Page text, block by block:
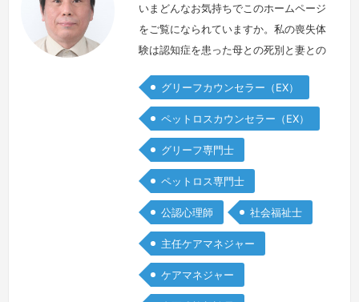
いまどんなお気持ちでこのホームページ
をご覧になられていますか。私の喪失体
験は認知症を患った母との死別と妻との
どもを育てていくなかで、暗闇のなかひ
とり膝を抱えて座っているような、そん
なひとりぼっちのような感覚で日々を過
ごしていました。そんな時に出会ったの
がグリーフケアの学びでした。グリーフ
ケアの学びを通じて人と向き合うことの
大切さ自分自身と向き合うことの大切さ
を学… 続きを見る »
グリーフカウンセラー（EX）
ペットロスカウンセラー（EX）
グリーフ専門士
ペットロス専門士
公認心理師 社会福祉士
主任ケアマネジャー
ケアマネジャー